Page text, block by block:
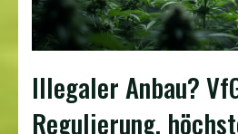
Illegaler Anbau?
Regulierung,